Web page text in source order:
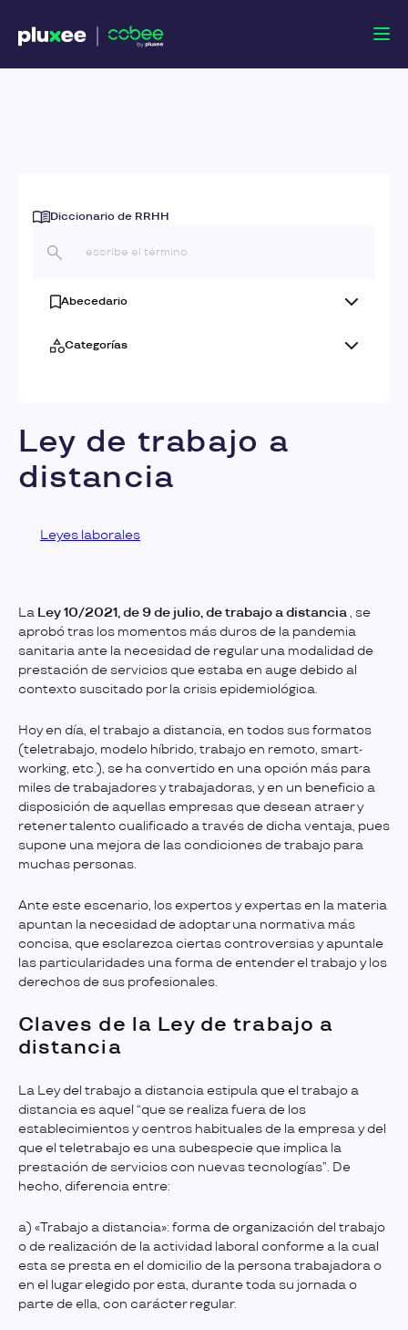
Diccionario de RRHH
Abecedario
Categorías
Ley de trabajo a
distancia
Leyes laborales
La Ley 10/2021, de 9 de julio, de trabajo a distancia, se
aprobó tras los momentos más duros de la pandemia
sanitaria ante la necesidad de regular una modalidad de
prestación de servicios que estaba en auge debido al
contexto suscitado por la crisis epidemiológica.
Hoy en día, el trabajo a distancia, en todos sus formatos
(teletrabajo, modelo híbrido, trabajo en remoto, smart-
working, etc.), se ha convertido en una opción más para
miles de trabajadores y trabajadoras, y en un beneficio a
disposición de aquellas empresas que desean atraer y
retener talento cualificado a través de dicha ventaja, pues
supone una mejora de las condiciones de trabajo para
muchas personas.
Ante este escenario, los expertos y expertas en la materia
apuntan la necesidad de adoptar una normativa más
concisa, que esclarezca ciertas controversias y apuntale
las particularidades una forma de entender el trabajo y los
derechos de sus profesionales.
Claves de la Ley de trabajo a
distancia
La Ley del trabajo a distancia estipula que el trabajo a
distancia es aquel “que se realiza fuera de los
establecimientos y centros habituales de la empresa y del
que el teletrabajo es una subespecie que implica la
prestación de servicios con nuevas tecnologías”. De
hecho, diferencia entre:
a) «Trabajo a distancia»: forma de organización del trabajo
o de realización de la actividad laboral conforme a la cual
esta se presta en el domicilio de la persona trabajadora o
en el lugar elegido por esta, durante toda su jornada o
parte de ella, con carácter regular.